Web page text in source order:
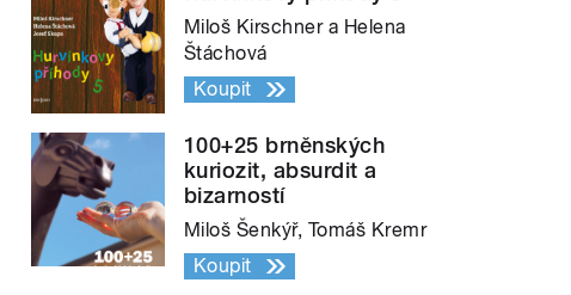
Miloš Kirschner a Helena
Štáchová
Koupit
100+25 brněnských
kuriozit, absurdit a
bizarností
Miloš Šenkýř, Tomáš Kremr
Koupit